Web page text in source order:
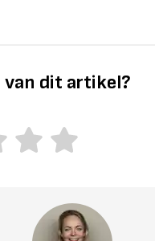
van dit artikel?